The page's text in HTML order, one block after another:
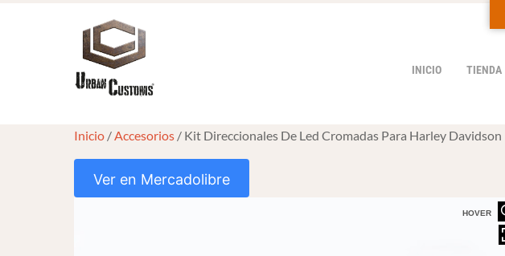
INICIO TIENDA
Inicio /Accesorios / Kit Direccionales De Led Cromadas Para Harley Davidson
Ver en Mercadolibre
HOVER